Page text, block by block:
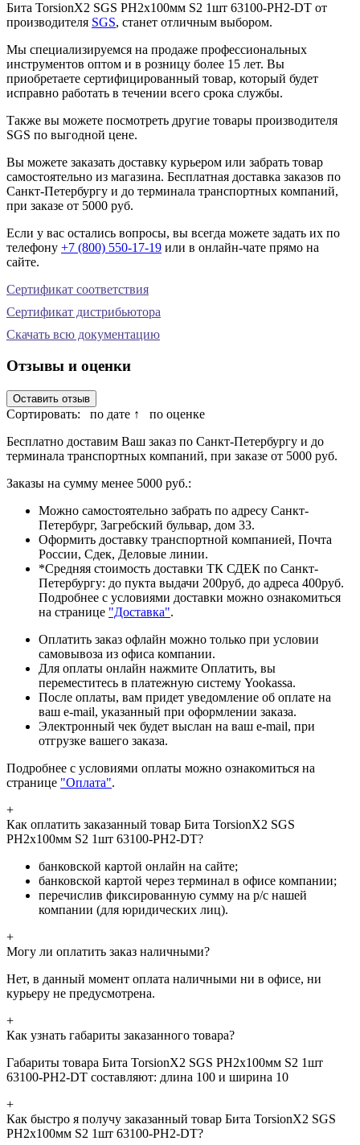
Бита TorsionX2 SGS PH2х100мм S2 1шт 63100-PH2-DT от
производителя SGS, станет отличным выбором.
Мы специализируемся на продаже профессиональных
инструментов оптом и в розницу более 15 лет. Вы
приобретаете сертифицированный товар, который будет
исправно работать в течении всего срока службы.
Также вы можете посмотреть другие товары производителя
SGS по выгодной цене.
Вы можете заказать доставку курьером или забрать товар
самостоятельно из магазина. Бесплатная доставка заказов по
Санкт-Петербургу и до терминала транспортных компаний,
при заказе от 5000 руб.
Если у вас остались вопросы, вы всегда можете задать их по
телефону +7 (800) 550-17-19 или в онлайн-чате прямо на
сайте.
Сертификат соответствия
Сертификат дистрибьютора
Скачать всю документацию
Отзывы и оценки
Оставить отзыв
Сортировать: по дате ↑
по оценке
Бесплатно доставим Ваш заказ по Санкт-Петербургу и до
терминала транспортных компаний, при заказе от 5000 руб.
Заказы на сумму менее 5000 руб.:
Можно самостоятельно забрать по адресу Санкт-
Петербург, Загребский бульвар, дом 33.
Оформить доставку транспортной компанией, Почта
России, Сдек, Деловые линии.
*Средняя стоимость доставки ТК СДЕК по Санкт-
Петербургу: до пукта выдачи 200руб, до адреса 400руб.
Подробнее с условиями доставки можно ознакомиться
на странице "Доставка".
Оплатить заказ офлайн можно только при условии
самовывоза из офиса компании.
Для оплаты онлайн нажмите Оплатить, вы
переместитесь в платежную систему Yookassa.
После оплаты, вам придет уведомление об оплате на
ваш e-mail, указанный при оформлении заказа.
Электронный чек будет выслан на ваш e-mail, при
отгрузке вашего заказа.
Подробнее с условиями оплаты можно ознакомиться на
странице "Оплата".
+
Как оплатить заказанный товар Бита TorsionX2 SGS
PH2х100мм S2 1шт 63100-PH2-DT?
банковской картой онлайн на сайте;
банковской картой через терминал в офисе компании;
перечислив фиксированную сумму на р/с нашей
компании (для юридических лиц).
+
Могу ли оплатить заказ наличными?
Нет, в данный момент оплата наличными ни в офисе, ни
курьеру не предусмотрена.
+
Как узнать габариты заказанного товара?
Габариты товара Бита TorsionX2 SGS PH2х100мм S2 1шт
63100-PH2-DT составляют: длина 100 и ширина 10
+
Как быстро я получу заказанный товар Бита TorsionX2 SGS
PH2х100мм S2 1шт 63100-PH2-DT?